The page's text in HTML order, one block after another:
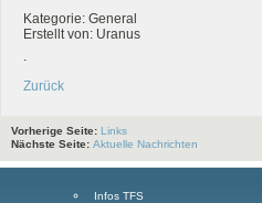
Kategorie: General
Erstellt von: Uranus
.
Zurück
Vorherige Seite: Links
Nächste Seite: Aktuelle Nachrichten
Infos TFS